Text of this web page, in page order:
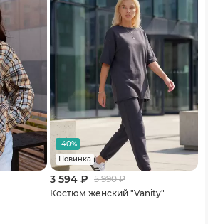
-40%
Новинка
3 594 ₽ 5 990₽
Костюм женский "Vanity"